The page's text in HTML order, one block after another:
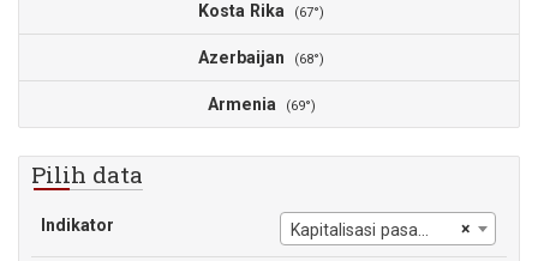
Kosta Rika (67°)
Azerbaijan (68°)
Armenia (69°)
Pilih data
Indikator ×
Kapitalisasi pasar perusahaan domestik terdaftar (% dari PDB)